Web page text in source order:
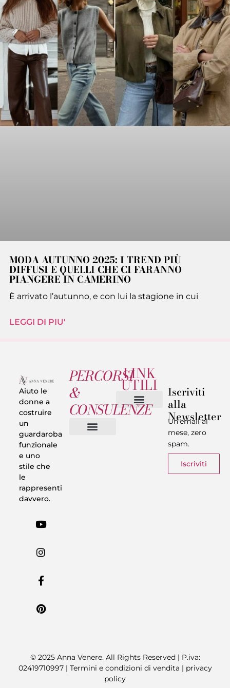
MODA AUTUNNO 2025: I TREND PIÙ
DIFFUSI E QUELLI CHE CI FARANNO
PIANGERE IN CAMERINO
È arrivato l’autunno, e con lui la stagione in cui
LEGGI DI PIU'
Aiuto le
donne a
costruire
un
guardaroba
funzionale
e uno
stile che
le
rappresenti
davvero.
PERCORSI
&
CONSULENZE
LINK
UTILI Iscriviti
alla
Newsletter
Un’email al
mese, zero
spam.
Iscriviti
© 2025 Anna Venere. All Rights Reserved | P.iva:
02419710997 | Termini e condizioni di vendita | privacy
policy